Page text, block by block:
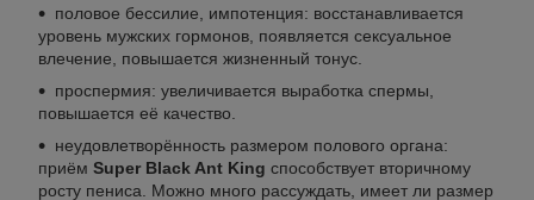
половое бессилие, импотенция: восстанавливается
уровень мужских гормонов, появляется сексуальное
влечение, повышается жизненный тонус.
проспермия: увеличивается выработка спермы,
повышается её качество.
неудовлетворённость размером полового органа:
приём Super Black Ant King способствует вторичному
росту пениса. Можно много рассуждать, имеет ли размер